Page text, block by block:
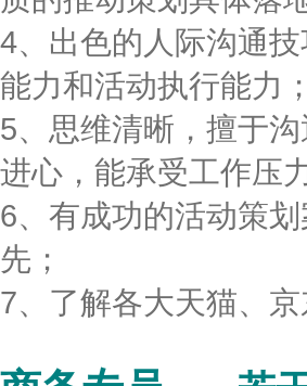
4、出色的人际沟通
能力和活动执行能力
5、思维清晰，擅于
进心，能承受工作压
6、有成功的活动策
先；
7、了解各大天猫、